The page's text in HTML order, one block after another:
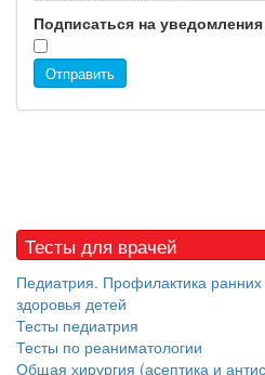
Подписаться на
Отправить
Тесты для врачей
Педиатрия. Профилактика ранних
здоровья детей
Тесты педиатрия
Тесты по реаниматологии
Общая хирургия (асептика и